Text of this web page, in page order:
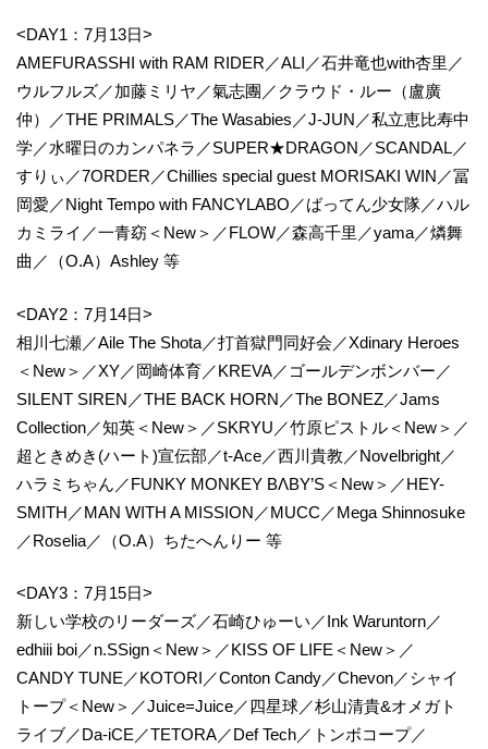
<DAY1：7月13日>
AMEFURASSHI with RAM RIDER／ALI／石井竜也with杏里／
ウルフルズ／加藤ミリヤ／氣志團／クラウド・ルー（盧廣
仲）／THE PRIMALS／The Wasabies／J-JUN／私立恵比寿中
学／水曜日のカンパネラ／SUPER★DRAGON／SCANDAL／
すりぃ／7ORDER／Chillies special guest MORISAKI WIN／冨
岡愛／Night Tempo with FANCYLABO／ばってん少女隊／ハル
カミライ／一青窈＜New＞／FLOW／森高千里／yama／燐舞
曲／（O.A）Ashley 等
<DAY2：7月14日>
相川七瀬／Aile The Shota／打首獄門同好会／Xdinary Heroes
＜New＞／XY／岡崎体育／KREVA／ゴールデンボンバー／
SILENT SIREN／THE BACK HORN／The BONEZ／Jams
Collection／知英＜New＞／SKRYU／竹原ピストル＜New＞／
超ときめき(ハート)宣伝部／t-Ace／西川貴教／Novelbright／
ハラミちゃん／FUNKY MONKEY BΛBY’S＜New＞／HEY-
SMITH／MAN WITH A MISSION／MUCC／Mega Shinnosuke
／Roselia／（O.A）ちたへんりー 等
<DAY3：7月15日>
新しい学校のリーダーズ／石崎ひゅーい／Ink Waruntorn／
edhiii boi／n.SSign＜New＞／KISS OF LIFE＜New＞／
CANDY TUNE／KOTORI／Conton Candy／Chevon／シャイ
トープ＜New＞／Juice=Juice／四星球／杉山清貴&オメガト
ライブ／Da-iCE／TETORA／Def Tech／トンボコープ／